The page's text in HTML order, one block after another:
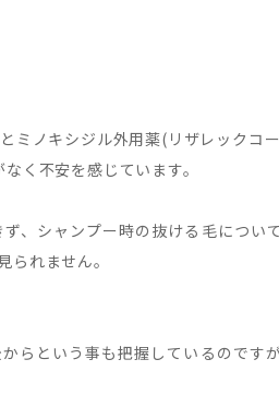
ノキシジル外用薬(リザレックコー
く不安を感じています。
、シャンプー時の抜ける毛につい
れません。
らという事も把握しているのです